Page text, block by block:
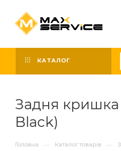
КАТАЛОГ
Задня кришка
Black)
Головна — Каталог товарів —